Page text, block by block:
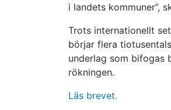
i landets kommuner”,
Trots internationellt
börjar flera
underlag som bifogas
rökningen.
Läs brevet.